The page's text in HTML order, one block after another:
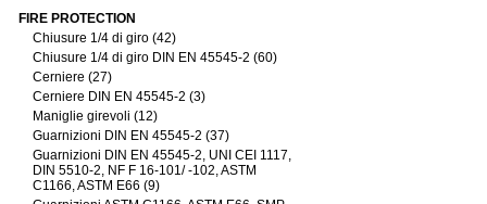
FIRE PROTECTION
Chiusure 1/4 di giro (42)
Chiusure 1/4 di giro DIN EN 45545-2 (60)
Cerniere (27)
Cerniere DIN EN 45545-2 (3)
Maniglie girevoli (12)
Guarnizioni DIN EN 45545-2 (37)
Guarnizioni DIN EN 45545-2, UNI CEI 1117,
DIN 5510-2, NF F 16-101/ -102, ASTM
C1166, ASTM E66 (9)